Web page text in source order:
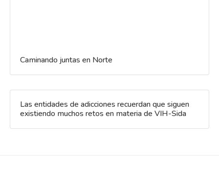
Caminando juntas en Norte
Las entidades de adicciones recuerdan que siguen
existiendo muchos retos en materia de VIH-Sida